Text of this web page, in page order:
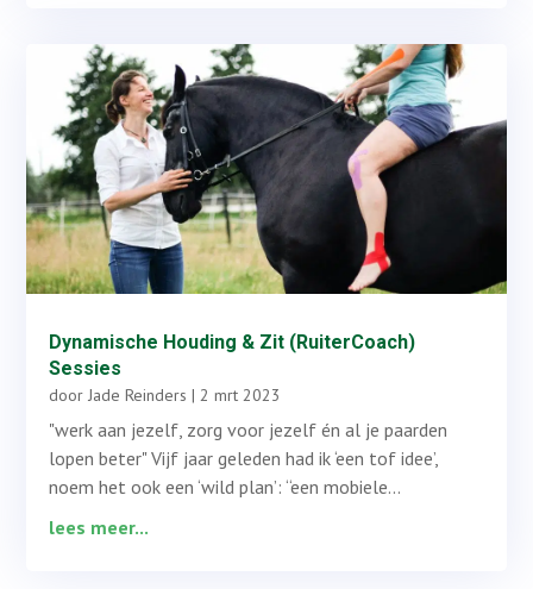
Dynamische Houding & Zit (RuiterCoach)
Sessies
doorJade Reinders |2 mrt 2023
"werk aan jezelf, zorg voor jezelf én al je paarden
lopen beter" Vijf jaar geleden had ik ‘een tof idee’,
noem het ook een ‘wild plan’: “een mobiele...
lees meer...